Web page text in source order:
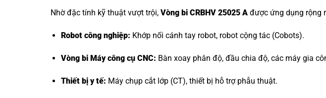
Nhờ đặc tính kỹ thuật vượt trội, Vòng bi CRBHV 25025 A được ứng dụng rộng
Robot công nghiệp: Khớp nối cánh tay robot, robot cộng tác (Cobots).
Vòng bi Máy công cụ CNC: Bàn xoay phân độ, đầu chia độ, các máy gia
Thiết bị y tế: Máy chụp cắt lớp (CT), thiết bị hỗ trợ phẫu thuật.